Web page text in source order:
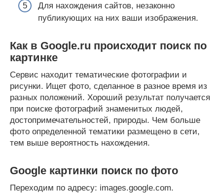
Для нахождения сайтов, незаконно
публикующих на них ваши изображения.
Как в Google.ru происходит поиск по
картинке
Сервис находит тематические фотографии и
рисунки. Ищет фото, сделанное в разное время из
разных положений. Хороший результат получается
при поиске фотографий знаменитых людей,
достопримечательностей, природы. Чем больше
фото определенной тематики размещено в сети,
тем выше вероятность нахождения.
Google картинки поиск по фото
Переходим по адресу: images.google.com.